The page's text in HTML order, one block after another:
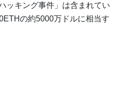
ッキング事件」は含まれてい
の約5000万ドルに相当す